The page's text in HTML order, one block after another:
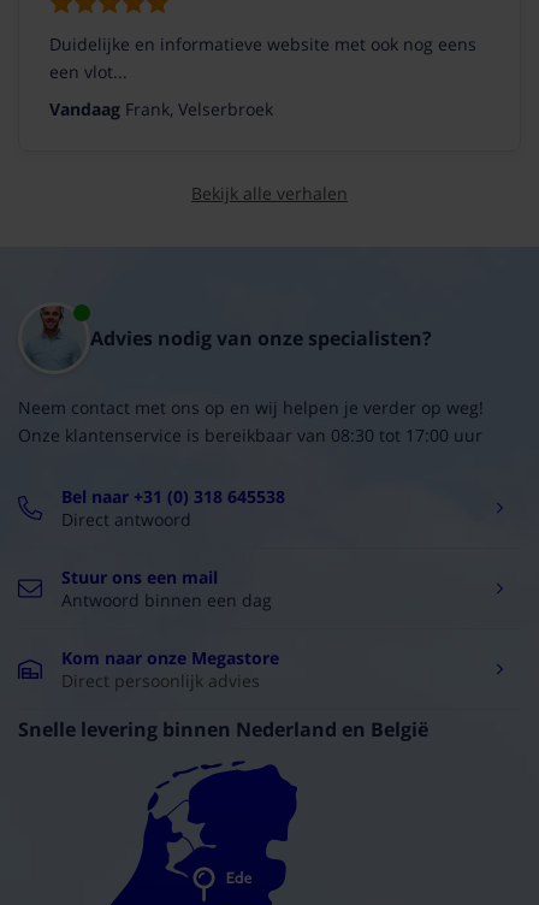
Duidelijke en informatieve website met ook nog eens
een vlot...
Vandaag Frank, Velserbroek
Bekijk alle verhalen
Advies nodig van onze specialisten?
Neem contact met ons op en wij helpen je verder op weg!
Onze klantenservice is bereikbaar van 08:30 tot 17:00 uur
Bel naar +31 (0) 318 645538
Direct antwoord
Stuur ons een mail
Antwoord binnen een dag
Kom naar onze Megastore
Direct persoonlijk advies
Snelle levering binnen Nederland en België